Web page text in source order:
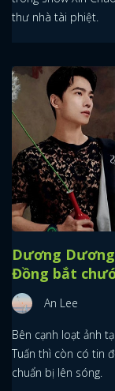
thư nhà tài phiệt.
Dương
Đồng bắt
An Lee
Bên cạnh loạt ảnh
Tuấn thì còn có tin
chuẩn bị lên sóng.